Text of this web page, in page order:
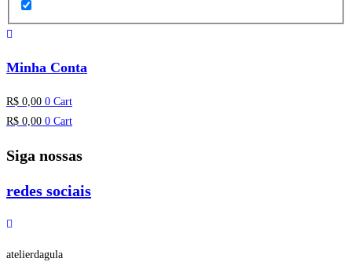
Minha Conta
R$ 0,00 0 Cart
R$ 0,00 0 Cart
Siga nossas
redes sociais
atelierdagula